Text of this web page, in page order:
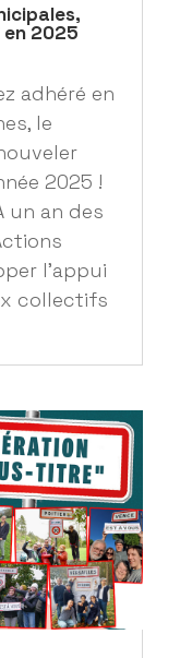
en 2025
adhéré en
le
2025 !
un an des
l'appui
collectifs